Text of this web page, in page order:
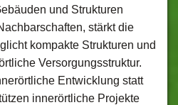
und Strukturen
stärkt die
kompakte Strukturen und
Versorgungsstruktur.
Entwicklung statt
innerörtliche Projekte